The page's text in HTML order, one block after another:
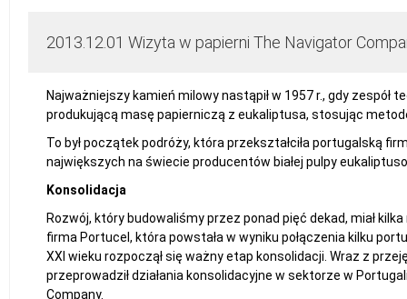
2013.12.01 Wizyta w papierni The Navigator
Najważniejszy kamień milowy nastąpił w 1957 r., gdy zespół
produkującą masę papierniczą z eukaliptusa, stosując
To był początek podróży, która przekształciła portugalską
największych na świecie producentów białej pulpy
Konsolidacja
Rozwój, który budowaliśmy przez ponad pięć dekad, miał
firma Portucel, która powstała w wyniku połączenia kilku
XXI wieku rozpoczął się ważny etap konsolidacji. Wraz z
przeprowadził działania konsolidacyjne w sektorze w
Company.